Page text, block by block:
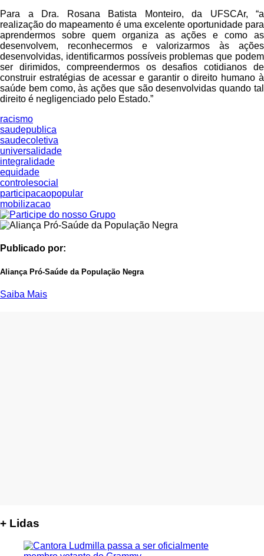
Para a Dra. Rosana Batista Monteiro, da UFSCAr, “a
realização do mapeamento é uma excelente oportunidade para
aprendermos sobre quem organiza as ações e como as
desenvolvem, reconhecermos e valorizarmos às ações
desenvolvidas, identificarmos possíveis problemas que podem
ser dirimidos, compreendermos os desafios cotidianos de
construir estratégias de acessar e garantir o direito humano à
saúde bem como, às ações que são desenvolvidas quando tal
direito é negligenciado pelo Estado.”
racismo
saudepublica
saudecoletiva
universalidade
integralidade
equidade
controlesocial
participacaopopular
mobilizacao
Publicado por:
Aliança Pró-Saúde da População Negra
Saiba Mais
+ Lidas